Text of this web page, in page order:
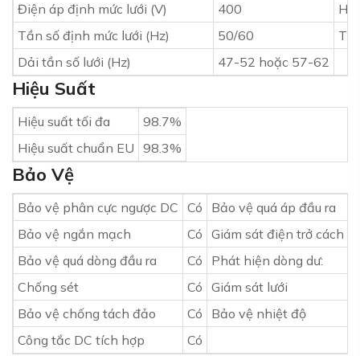
Điện áp định mức lưới (V)
400
Hệ
Tần số định mức lưới (Hz)
50/60
Dải tần số lưới (Hz)
47-52 hoặc 57-62
Hiệu Suất
Hiệu suất tối đa
98.7%
Hiệu suất chuẩn EU 98.3%
Bảo Vệ
Bảo vệ phân cực ngược DC Có
Bảo vệ quá áp đầu ra
Bảo vệ ngắn mạch
Có Giám sát điện trở cách
Bảo vệ quá dòng đầu ra
Có
Phát hiện dòng dư:
Chống sét
Có Giám sát lưới
Bảo vệ chống tách đảo
Có
Bảo vệ nhiệt độ
Công tắc DC tích hợp
Có